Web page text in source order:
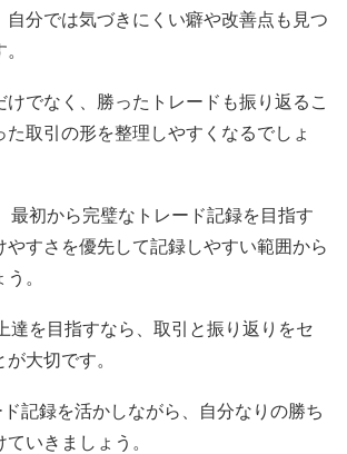
自分では気づきにくい癖や改善点も見つ
けでなく、勝ったトレードも振り返るこ
た取引の形を整理しやすくなるでしょ
最初から完璧なトレード記録を目指す
やすさを優先して記録しやすい範囲から
。
達を目指すなら、取引と振り返りをセ
大切です。
記録を活かしながら、自分なりの勝ち
いきましょう。